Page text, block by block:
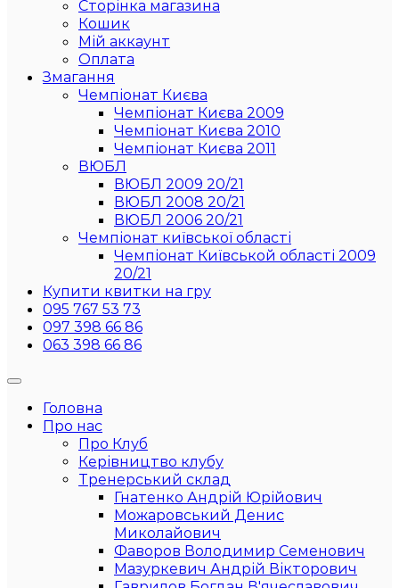
Сторінка магазина
Кошик
Мій аккаунт
Оплата
Змагання
Чемпіонат Києва
Чемпіонат Києва 2009
Чемпіонат Києва 2010
Чемпіонат Києва 2011
ВЮБЛ
ВЮБЛ 2009 20/21
ВЮБЛ 2008 20/21
ВЮБЛ 2006 20/21
Чемпіонат київської області
Чемпіонат Київськой області 2009
20/21
Купити квитки на гру
095 767 53 73
097 398 66 86
063 398 66 86
Головна
Про нас
Про Клуб
Керівництво клубу
Тренерський склад
Гнатенко Андрій Юрійович
Можаровський Денис
Миколайович
Фаворов Володимир Семенович
Мазуркевич Андрій Вікторович